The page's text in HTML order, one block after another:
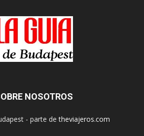
NOSOTROS
- parte detheviajeros.com